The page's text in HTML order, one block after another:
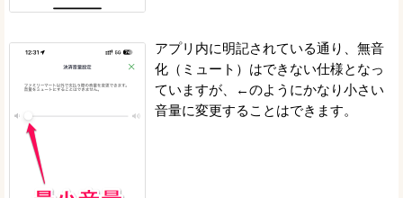
アプリ内に明記されている通り、無音
化（ミュート）はできない仕様となっ
ていますが、←のようにかなり小さい
音量に変更することはできます。